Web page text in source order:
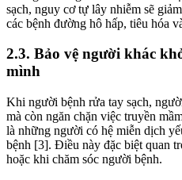
sạch, nguy cơ tự lây nhiễm sẽ
các bệnh đường hô hấp, tiêu hóa
2.3. Bảo vệ người khác
mình
Khi người bệnh rửa tay sạch,
mà còn ngăn chặn việc truyền
là những người có hệ miễn dịch
bệnh [3]. Điều này đặc biệt quan
hoặc khi chăm sóc người bệnh.